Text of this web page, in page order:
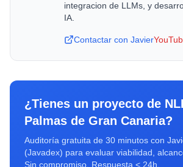
integracion de LLMs, y
IA.
Contactar con Javier
¿Tienes un proyecto de
Palmas de Gran Canaria?
Auditoría gratuita de 30 minutos con
(Javadex) para evaluar viabilidad,
Sin compromiso. Respuesta < 24h.